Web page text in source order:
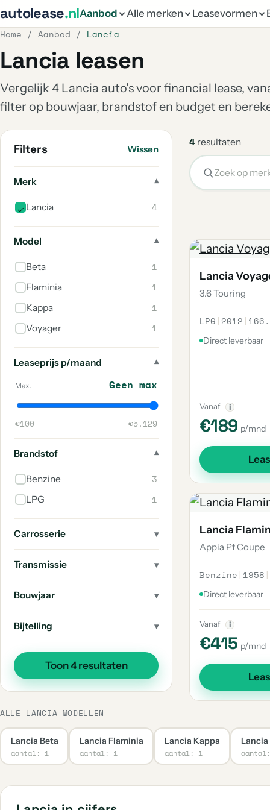
autolease.nlAanbod Alle merken Leasevormen
Home / Aanbod / Lancia
Lancia leasen
Vergelijk 4 Lancia auto's voor financial lease,
filter op bouwjaar, brandstof en budget en
Filters Wissen
Merk
Lancia 4
Model
Beta 1
Flaminia 1
Kappa 1
Voyager 1
Leaseprijs p/maand
Max. Geen max
€100 €5.129
Brandstof
Benzine 3
LPG 1
Carrosserie
Transmissie
Bouwjaar
Bijtelling
Toon 4 resultaten
4 resultaten
Lancia
3.6 Touring
LPG | 2012 |
Direct leverbaar
Vanaf i
€189 p/mnd
Lancia
Appia Pf Coupe
Benzine | 1958 |
Direct leverbaar
Vanaf i
€415 p/mnd
ALLE LANCIA MODELLEN
Lancia Beta
aantal: 1
Lancia Flaminia
aantal: 1
Lancia Kappa
aantal: 1
Lancia